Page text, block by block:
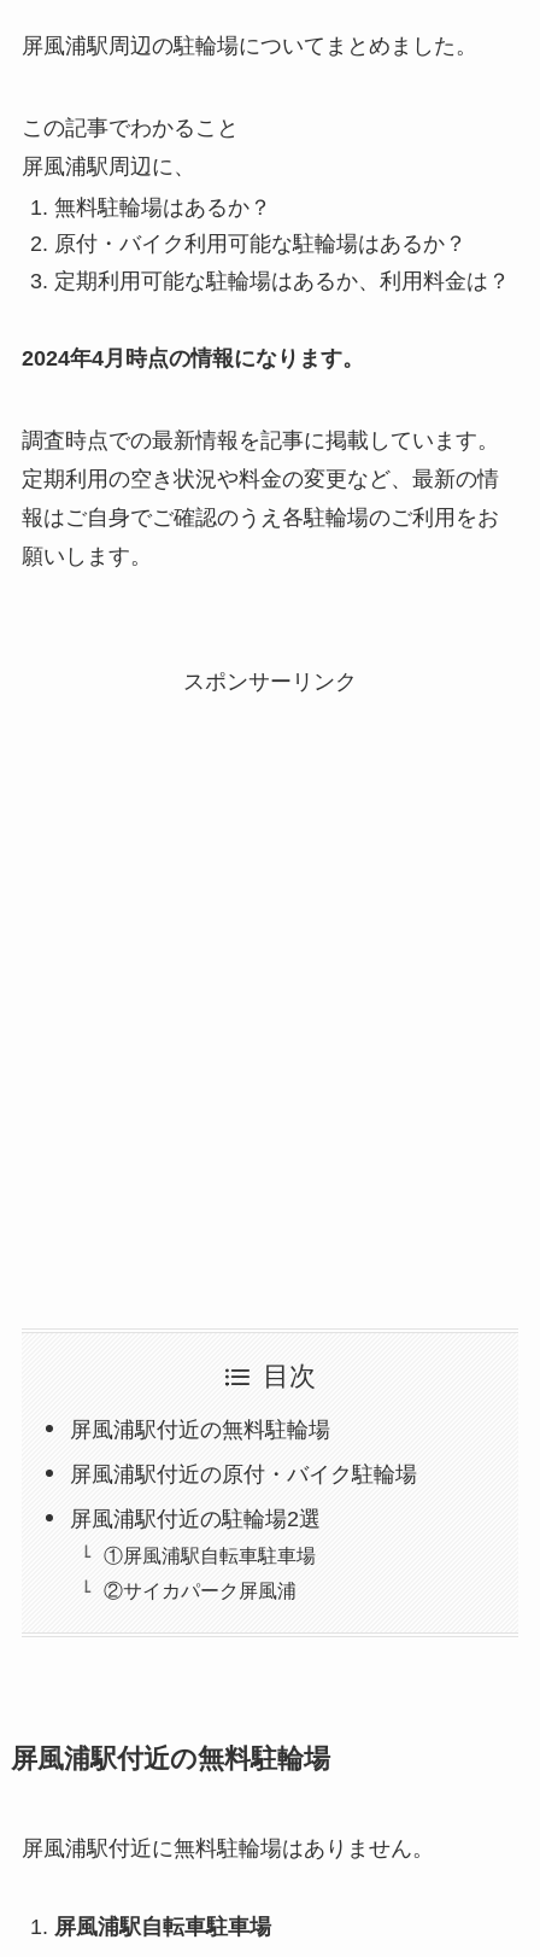
屏風浦駅周辺の駐輪場についてまとめました。
この記事でわかること
屏風浦駅周辺に、
無料駐輪場はあるか？
原付・バイク利用可能な駐輪場はあるか？
定期利用可能な駐輪場はあるか、利用料金は？
2024年4月時点の情報になります。
調査時点での最新情報を記事に掲載しています。
定期利用の空き状況や料金の変更など、最新の情
報はご自身でご確認のうえ各駐輪場のご利用をお
願いします。
スポンサーリンク
目次
屏風浦駅付近の無料駐輪場
屏風浦駅付近の原付・バイク駐輪場
屏風浦駅付近の駐輪場2選
①屏風浦駅自転車駐車場
②サイカパーク屏風浦
屏風浦駅付近の無料駐輪場
屏風浦駅付近に無料駐輪場はありません。
屏風浦駅自転車駐車場